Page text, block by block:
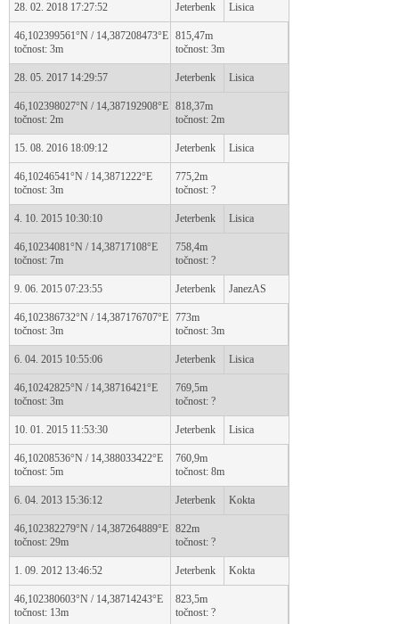
28. 02. 2018 17:27:52 Jeterbenk Lisica
46,102399561°N / 14,387208473°E
točnost: 3m
815,47m
točnost: 3m
28. 05. 2017 14:29:57 Jeterbenk Lisica
46,102398027°N / 14,387192908°E
točnost: 2m
818,37m
točnost: 2m
15. 08. 2016 18:09:12 Jeterbenk Lisica
46,10246541°N / 14,3871222°E
točnost: 3m
775,2m
točnost: ?
4. 10. 2015 10:30:10 Jeterbenk Lisica
46,10234081°N / 14,38717108°E
točnost: 7m
758,4m
točnost: ?
9. 06. 2015 07:23:55 Jeterbenk JanezAS
46,102386732°N / 14,387176707°E
točnost: 3m
773m
točnost: 3m
6. 04. 2015 10:55:06 Jeterbenk Lisica
46,10242825°N / 14,38716421°E
točnost: 3m
769,5m
točnost: ?
10. 01. 2015 11:53:30 Jeterbenk Lisica
46,10208536°N / 14,388033422°E
točnost: 5m
760,9m
točnost: 8m
6. 04. 2013 15:36:12 Jeterbenk Kokta
46,102382279°N / 14,387264889°E
točnost: 29m
822m
točnost: ?
1. 09. 2012 13:46:52 Jeterbenk Kokta
46,102380603°N / 14,38714243°E
točnost: 13m
823,5m
točnost: ?